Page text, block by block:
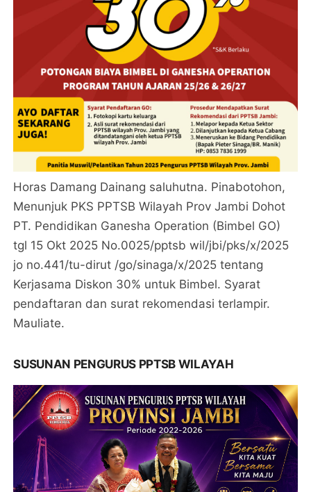
Horas Damang Dainang saluhutna. Pinabotohon,
Menunjuk PKS PPTSB Wilayah Prov Jambi Dohot
PT. Pendidikan Ganesha Operation (Bimbel GO)
tgl 15 Okt 2025 No.0025/pptsb wil/jbi/pks/x/2025
jo no.441/tu-dirut /go/sinaga/x/2025 tentang
Kerjasama Diskon 30% untuk Bimbel. Syarat
pendaftaran dan surat rekomendasi terlampir.
Mauliate.
SUSUNAN PENGURUS PPTSB WILAYAH